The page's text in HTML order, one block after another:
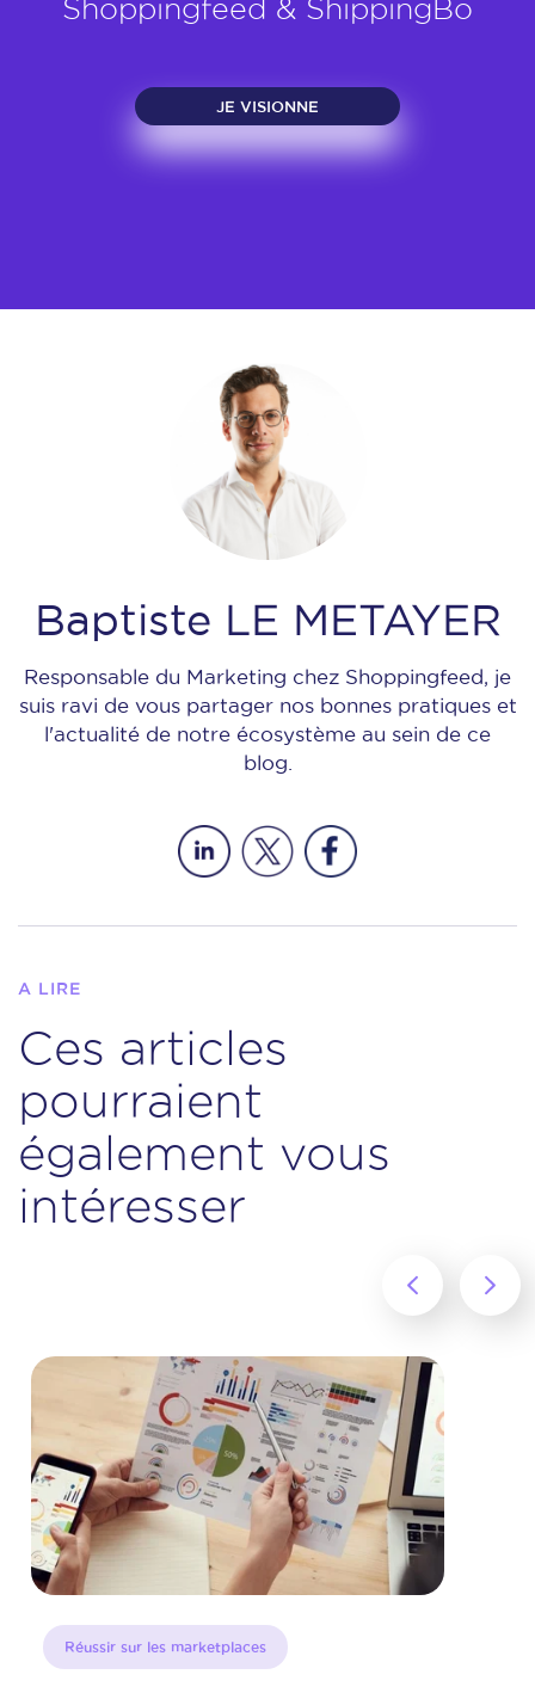
Shoppingfeed & ShippingBo
JE VISIONNE
Baptiste LE METAYER
Responsable du Marketing chez Shoppingfeed, je
suis ravi de vous partager nos bonnes pratiques et
l'actualité de notre écosystème au sein de ce
blog.
A LIRE
Ces articles
pourraient
également vous
intéresser
Réussir sur les marketplaces